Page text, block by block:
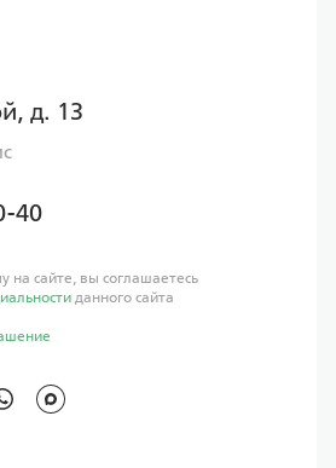
д. 13
40
сайте, вы соглашаетесь
данного сайта